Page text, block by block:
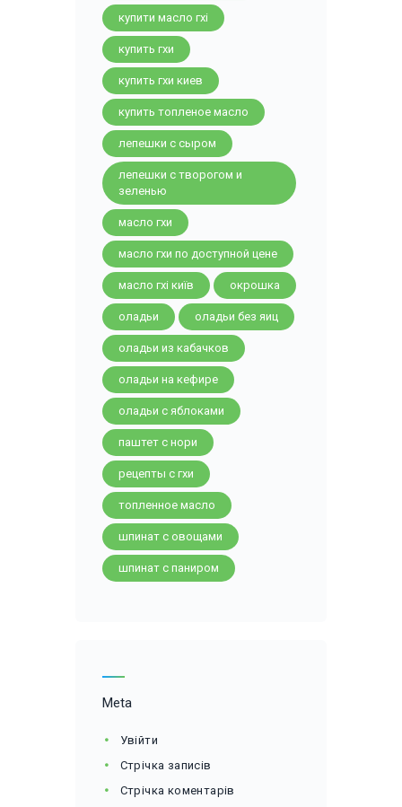
купити масло гхі
купить гхи
купить гхи киев
купить топленое масло
лепешки с сыром
лепешки с творогом и
зеленью
масло гхи
масло гхи по доступной цене
масло гхі київ окрошка
оладьи оладьи без яиц
оладьи из кабачков
оладьи на кефире
оладьи с яблоками
паштет с нори
рецепты с гхи
топленное масло
шпинат с овощами
шпинат с паниром
Meta
Увійти
Стрічка записів
Стрічка коментарів